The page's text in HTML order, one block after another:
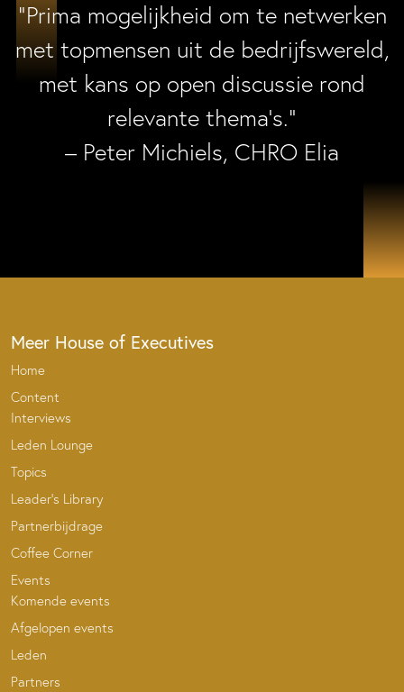
“Prima mogelijkheid om te netwerken
met topmensen uit de bedrijfswereld,
met kans op open discussie rond
relevante thema’s.”
– Peter Michiels, CHRO Elia
Meer House of Executives
Home
Content
Interviews
Leden Lounge
Topics
Leader’s Library
Partnerbijdrage
Coffee Corner
Events
Komende events
Afgelopen events
Leden
Partners